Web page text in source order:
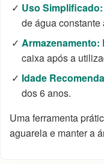
Uso Simplificado:
de água constante
Armazenamento:
caixa após a
Idade
dos 6 anos.
Uma ferramenta
aguarela e manter a